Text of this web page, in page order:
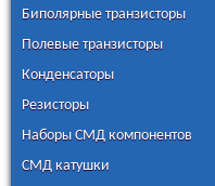
Биполярные транзисторы
Полевые транзисторы
Конденсаторы
Резисторы
Наборы СМД компонентов
СМД катушки